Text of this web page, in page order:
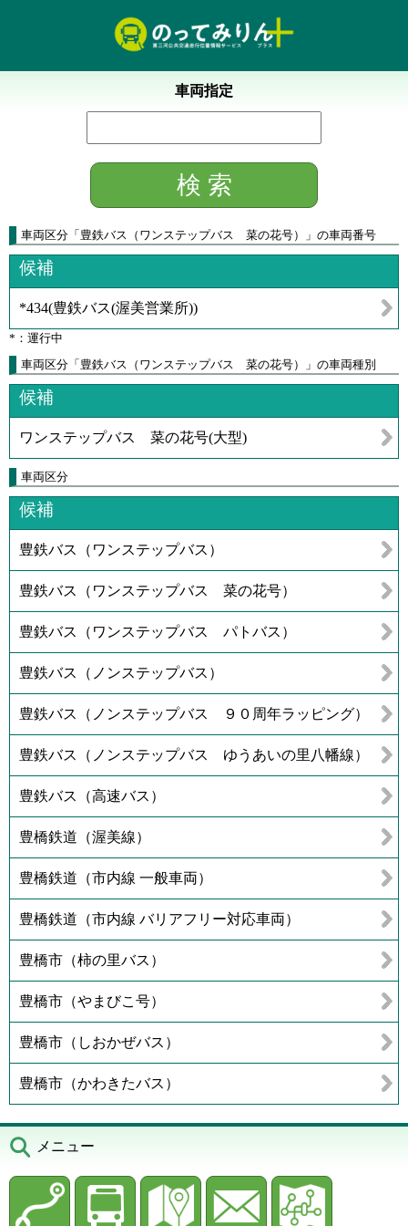
車両指定
車両区分 「 豊鉄バス（ワンステップバス 菜の花号） 」 の車両番号
候補
*434(豊鉄バス(渥美営業所))
*：運行中
車両区分「豊鉄バス（ワンステップバス 菜の花号）」の車両種別
候補
ワンステップバス 菜の花号(大型)
車両区分
候補
豊鉄バス（ワンステップバス）
豊鉄バス（ワンステップバス 菜の花号）
豊鉄バス（ワンステップバス パトバス）
豊鉄バス（ノンステップバス）
豊鉄バス（ノンステップバス ９０周年ラッピング）
豊鉄バス（ノンステップバス ゆうあいの里八幡線）
豊鉄バス（高速バス）
豊橋鉄道（渥美線）
豊橋鉄道（市内線 一般車両）
豊橋鉄道（市内線 バリアフリー対応車両）
豊橋市（柿の里バス）
豊橋市（やまびこ号）
豊橋市（しおかぜバス）
豊橋市（かわきたバス）
メニュー